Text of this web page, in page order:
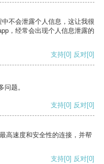
不会泄露个人信息，这让我很
，经常会出现个人信息泄露的
支持[0] 反对[0]
题。
支持[0] 反对[0]
高速度和安全性的连接，并帮
支持[0] 反对[0]